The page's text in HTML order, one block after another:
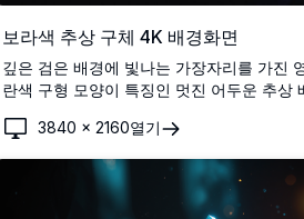
보라색 추상 구체 4K 배경화면
깊은 검은 배경에 빛나는 가장자리를 가진
란색 구형 모양이 특징인 멋진 어두운 추상
대적인 데스크톱 및 모바일 디스플레이에 완
분위기를 연출합니다.
3840 × 2160열기